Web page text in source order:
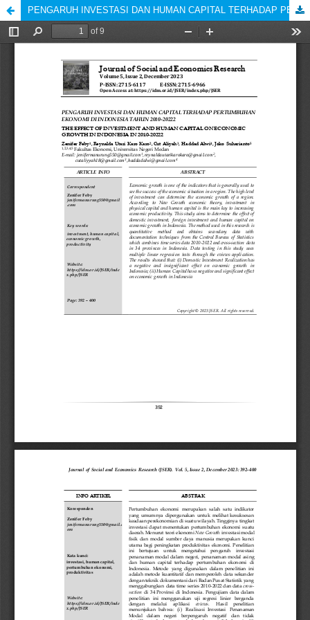
PENGARUH INVESTASI DAN HUMAN CAPITAL TERHADAP PERTUMBUHAN EKONOMI DI INDONESIA TAHUN 2010-20222